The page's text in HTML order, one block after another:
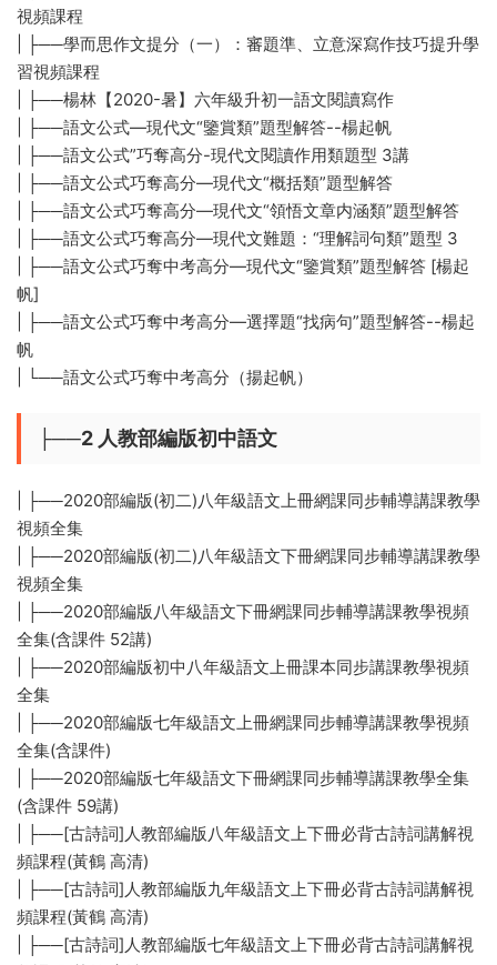
視頻課程
| ├──學而思作文提分（一）：審題準、立意深寫作技巧提升學
習視頻課程
| ├──楊林【2020-暑】六年級升初一語文閱讀寫作
| ├──語文公式—現代文“鑒賞類”題型解答--楊起帆
| ├──語文公式”巧奪高分-現代文閱讀作用類題型 3講
| ├──語文公式巧奪高分—現代文“概括類”題型解答
| ├──語文公式巧奪高分—現代文“領悟文章内涵類”題型解答
| ├──語文公式巧奪高分—現代文難題：“理解詞句類”題型 3
| ├──語文公式巧奪中考高分—現代文“鑒賞類”題型解答 [楊起
帆]
| ├──語文公式巧奪中考高分—選擇題“找病句”題型解答--楊起
帆
| └──語文公式巧奪中考高分（揚起帆）
├──2 人教部編版初中語文
| ├──2020部編版(初二)八年級語文上冊網課同步輔導講課教學
視頻全集
| ├──2020部編版(初二)八年級語文下冊網課同步輔導講課教學
視頻全集
| ├──2020部編版八年級語文下冊網課同步輔導講課教學視頻
全集(含課件 52講)
| ├──2020部編版初中八年級語文上冊課本同步講課教學視頻
全集
| ├──2020部編版七年級語文上冊網課同步輔導講課教學視頻
全集(含課件)
| ├──2020部編版七年級語文下冊網課同步輔導講課教學全集
(含課件 59講)
| ├──[古詩詞]人教部編版八年級語文上下冊必背古詩詞講解視
頻課程(黃鶴 高清)
| ├──[古詩詞]人教部編版九年級語文上下冊必背古詩詞講解視
頻課程(黃鶴 高清)
| ├──[古詩詞]人教部編版七年級語文上下冊必背古詩詞講解視